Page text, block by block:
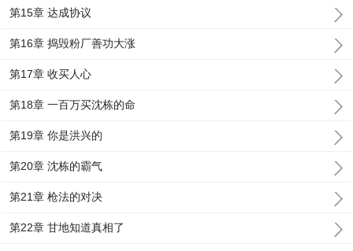
第15章 达成协议
第16章 捣毁粉厂善功大涨
第17章 收买人心
第18章 一百万买沈栋的命
第19章 你是洪兴的
第20章 沈栋的霸气
第21章 枪法的对决
第22章 甘地知道真相了